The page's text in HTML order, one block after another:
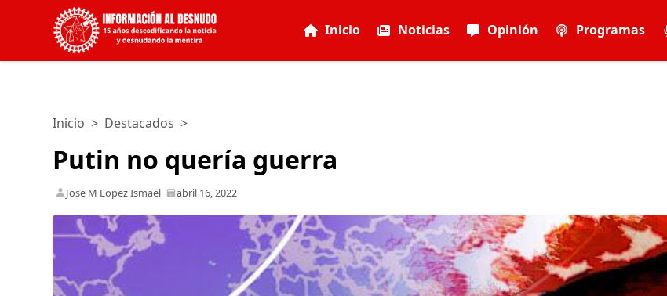
Inicio Noticias Opinión Programas
Inicio > Destacados >
Putin no quería guerra
Jose M Lopez Ismael abril 16, 2022